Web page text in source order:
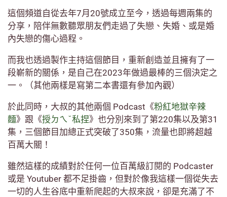
這個頻道自從去年7月20號成立至今，透過每週兩集的
分享，陪伴無數聽眾朋友們走過了失戀、失婚、或是婚
內失戀的傷心過程。
而我也透過製作主持這個節目，重新創造並且擁有了一
段嶄新的關係，是自己在2023年做過最棒的三個決定之
一。（其他兩樣是寫第二本書還有參加內觀）
於此同時，大叔的其他兩個 Podcast《粉紅地獄辛辣
麵》跟《授ㄉㄟˇ私捏》也分別來到了第220集以及第31
集，三個節目加總正式突破了350集，流量也即將超越
百萬大關！
雖然這樣的成績對於任何一位百萬級訂閱的 Podcaster
或是 Youtuber 都不足掛齒，但對於像我這樣一個從失去
一切的人生谷底中重新爬起的大叔來說，卻是充滿了不